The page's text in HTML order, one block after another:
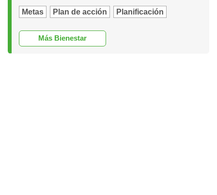
Metas Plan de acción Planificación
Más Bienestar